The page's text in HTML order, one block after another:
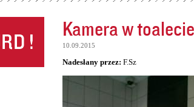
Kamera w toalecie
10.09.2015
Nadesłany przez: F.Sz